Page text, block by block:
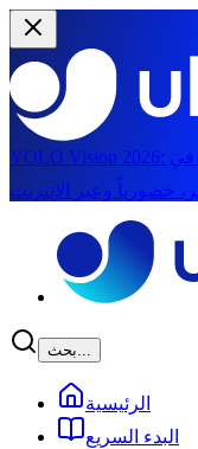
YOLO Vision 2026: في
بحث...
الرئيسية
البدء السريع